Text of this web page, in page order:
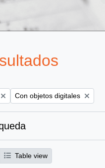
Remove filter:
Con objetos digitales
Table view